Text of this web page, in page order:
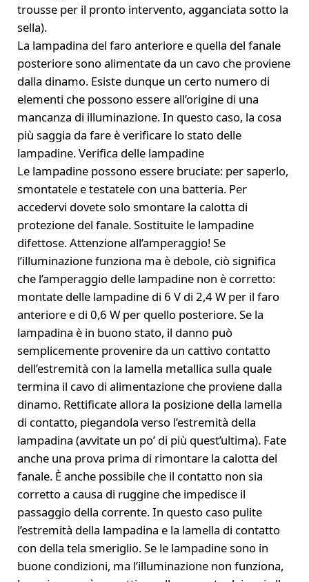
trousse per il pronto intervento, agganciata sotto la
sella).
La lampadina del faro anteriore e quella del fanale
posteriore sono alimentate da un cavo che proviene
dalla dinamo. Esiste dunque un certo numero di
elementi che possono essere all’origine di una
mancanza di illuminazione. In questo caso, la cosa
più saggia da fare è verificare lo stato delle
lampadine. Verifica delle lampadine
Le lampadine possono essere bruciate: per saperlo,
smontatele e testatele con una batteria. Per
accedervi dovete solo smontare la calotta di
protezione del fanale. Sostituite le lampadine
difettose. Attenzione all’amperaggio! Se
l’illuminazione funziona ma è debole, ciò significa
che l’amperaggio delle lampadine non è corretto:
montate delle lampadine di 6 V di 2,4 W per il faro
anteriore e di 0,6 W per quello posteriore. Se la
lampadina è in buono stato, il danno può
semplicemente provenire da un cattivo contatto
dell’estremità con la lamella metallica sulla quale
termina il cavo di alimentazione che proviene dalla
dinamo. Rettificate allora la posizione della lamella
di contatto, piegandola verso l’estremità della
lampadina (avvitate un po’ di più quest’ultima). Fate
anche una prova prima di rimontare la calotta del
fanale. È anche possibile che il contatto non sia
corretto a causa di ruggine che impedisce il
passaggio della corrente. In questo caso pulite
l’estremità della lampadina e la lamella di contatto
con della tela smeriglio. Se le lampadine sono in
buone condizioni, ma l’illuminazione non funziona,